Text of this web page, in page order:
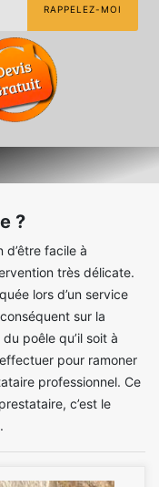
?
d’être facile à
très délicate.
lors d’un service
sur la
poêle qu’il soit à
pour ramoner
professionnel. Ce
c’est le